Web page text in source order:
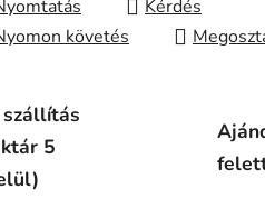
Kérdés
követés
5